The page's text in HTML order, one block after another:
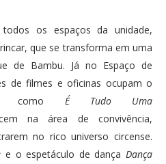
os espaços da unidade,
que se transforma em uma
de Bambu. Já no Espaço de
de filmes e oficinas ocupam o
como É Tudo Uma
na área de convivência,
no rico universo circense.
e o espetáculo de dança Dança